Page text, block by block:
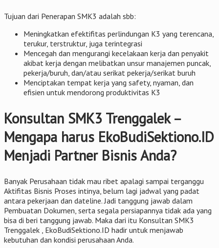
Tujuan dari Penerapan SMK3 adalah sbb:
Meningkatkan efektifitas perlindungan K3 yang terencana,
terukur, terstruktur, juga terintegrasi
Mencegah dan mengurangi kecelakaan kerja dan penyakit
akibat kerja dengan melibatkan unsur manajemen puncak,
pekerja/buruh, dan/atau serikat pekerja/serikat buruh
Menciptakan tempat kerja yang safety, nyaman, dan
efisien untuk mendorong produktivitas K3
Konsultan SMK3 Trenggalek –
Mengapa harus EkoBudiSektiono.ID
Menjadi Partner Bisnis Anda?
Banyak Perusahaan tidak mau ribet apalagi sampai terganggu
Aktifitas Bisnis Proses intinya, belum lagi jadwal yang padat
antara pekerjaan dan dateline. Jadi tanggung jawab dalam
Pembuatan Dokumen, serta segala persiapannya tidak ada yang
bisa di beri tanggung jawab. Maka dari itu Konsultan SMK3
Trenggalek , EkoBudiSektiono.ID hadir untuk menjawab
kebutuhan dan kondisi perusahaan Anda.